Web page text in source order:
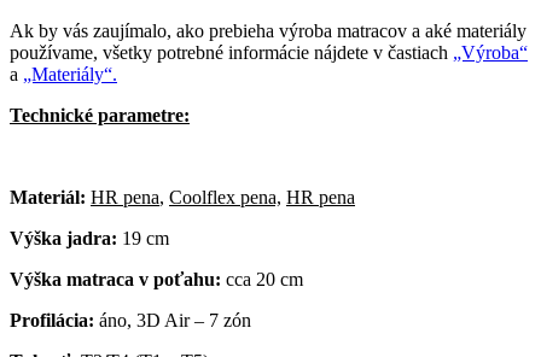
Ak by vás zaujímalo, ako prebieha výroba matracov a aké materiály
používame, všetky potrebné informácie nájdete v častiach „Výroba“
a „Materiály“.
Technické parametre:
Materiál: HR pena, Coolflex pena, HR pena
Výška jadra: 19 cm
Výška matraca v poťahu: cca 20 cm
Profilácia: áno, 3D Air – 7 zón